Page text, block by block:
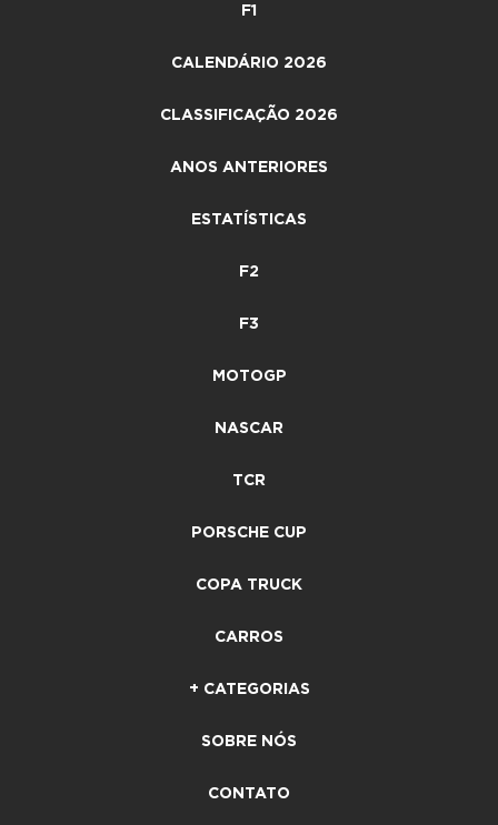
F1
CALENDÁRIO 2026
CLASSIFICAÇÃO 2026
ANOS ANTERIORES
ESTATÍSTICAS
F2
F3
MOTOGP
NASCAR
TCR
PORSCHE CUP
COPA TRUCK
CARROS
+ CATEGORIAS
SOBRE NÓS
CONTATO